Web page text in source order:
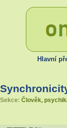
Hlavní
Sekce: Člověk,